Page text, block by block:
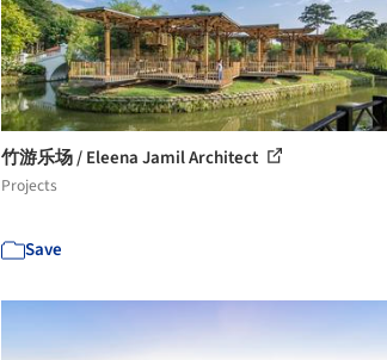
竹游乐场 / Eleena Jamil Architect
Projects
Save